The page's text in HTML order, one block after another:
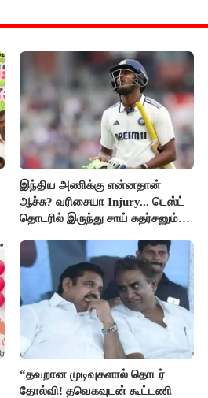
இந்திய அணிக்கு என்னதான்
ஆச்சு? வரிசையா Injury... டெஸ்ட்
தொடரில் இருந்து சாய் சுதர்சனும்
“தவறான முடிவுகளால் தொடர்
தோல்வி! தவெகவுடன் கூட்டணி